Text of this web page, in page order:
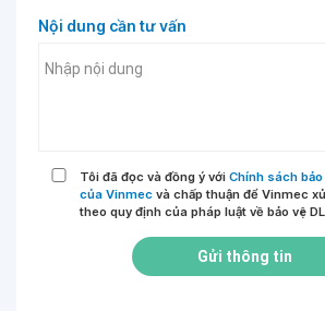
Nội dung cần tư vấn
Tôi đã đọc và đồng ý với Chính sách
của Vinmec và chấp thuận để Vinmec
theo quy định của pháp luật về bảo vệ
Gửi thông tin